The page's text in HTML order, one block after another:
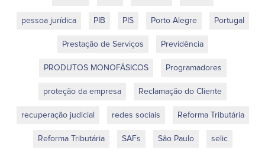
pessoa jurídica PIB PIS Porto Alegre Portugal
Prestação de Serviços Previdência
PRODUTOS MONOFÁSICOS Programadores
proteção da empresa Reclamação do Cliente
recuperação judicial redes sociais Reforma Tributária
Reforma Tributária SAFs São Paulo selic